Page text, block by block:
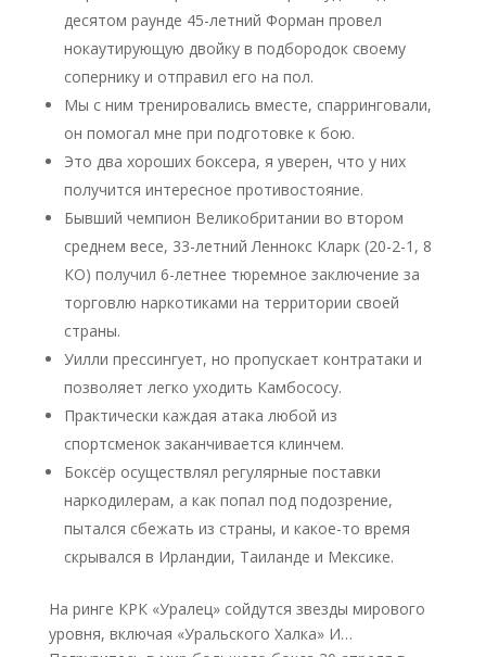
десятом раунде 45-летний Форман провел
нокаутирующую двойку в подбородок своему
сопернику и отправил его на пол.
Мы с ним тренировались вместе, спарринговали,
он помогал мне при подготовке к бою.
Это два хороших боксера, я уверен, что у них
получится интересное противостояние.
Бывший чемпион Великобритании во втором
среднем весе, 33-летний Леннокс Кларк (20-2-1, 8
КО) получил 6-летнее тюремное заключение за
торговлю наркотиками на территории своей
страны.
Уилли прессингует, но пропускает контратаки и
позволяет легко уходить Камбососу.
Практически каждая атака любой из
спортсменок заканчивается клинчем.
Боксёр осуществлял регулярные поставки
наркодилерам, а как попал под подозрение,
пытался сбежать из страны, и какое-то время
скрывался в Ирландии, Таиланде и Мексике.
На ринге КРК «Уралец» сойдутся звезды мирового
уровня, включая «Уральского Халка» И…